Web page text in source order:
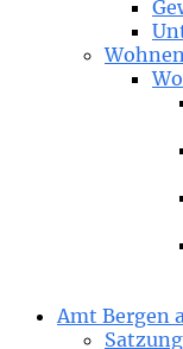
Amt Bergen